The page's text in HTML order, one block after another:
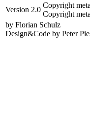
Version 2.0
Copyright
Copyright
by Florian Schulz
Design&Code by Peter